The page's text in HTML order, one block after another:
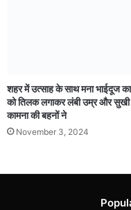
शहर में उत्साह के साथ मना भाईदूज का
को तिलक लगाकर लंबी उम्र और सुखी
कामना की बहनों ने
November 3, 2024